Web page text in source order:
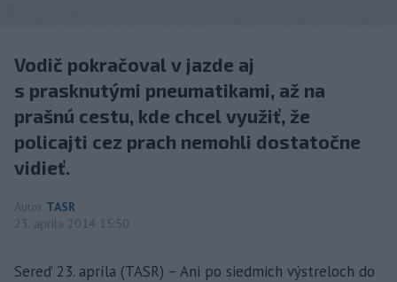
Vodič pokračoval v jazde aj
s prasknutými pneumatikami, až na
prašnú cestu, kde chcel využiť, že
policajti cez prach nemohli dostatočne
vidieť.
Autor TASR
23. apríla 2014 15:50
Sereď 23. apríla (TASR) – Ani po siedmich výstreloch do